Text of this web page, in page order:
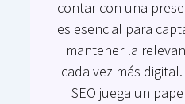
contar con una
es esencial para
mantener la
cada vez más
SEO juega un